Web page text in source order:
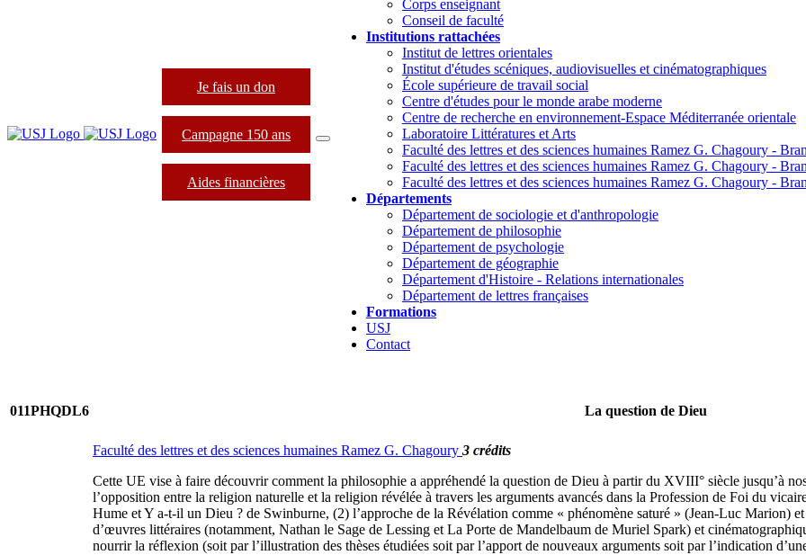
Je fais un don
Campagne 150 ans
Aides financières
Corps enseignant
Conseil de faculté
Institutions rattachées
Institut de lettres orientales
Institut d'études scéniques, audiovisuelles et cinématographiques
École supérieure de travail social
Centre d'études pour le monde arabe moderne
Centre de recherche en environnement-Espace Méditerranée orientale
Laboratoire Littératures et Arts
Faculté des lettres et des sciences humaines Ramez G. Chagoury -
Faculté des lettres et des sciences humaines Ramez G. Chagoury -
Faculté des lettres et des sciences humaines Ramez G. Chagoury -
Départements
Département de sociologie et d'anthropologie
Département de philosophie
Département de psychologie
Département de géographie
Département d'Histoire - Relations internationales
Département de lettres françaises
Formations
USJ
Contact
011PHQDL6 La question de Dieu
Faculté des lettres et des sciences humaines Ramez G. Chagoury 3 crédits
Cette UE vise à faire découvrir comment la philosophie a appréhendé la question de Dieu à partir du XVIII° siècle jusqu’à
l’opposition entre la religion naturelle et la religion révélée à travers les arguments avancés dans la Profession de Foi du
Hume et Y a-t-il un Dieu ? de Swinburne, (2) l’approche de la Révélation comme « phénomène saturé » (Jean-Luc Marion)
d’œuvres littéraires (notamment, Nathan le Sage de Lessing et La Porte de Mandelbaum de Muriel Spark) et
nourrir la réflexion (soit par l’illustration des thèses étudiées soit par l’apport de nouveaux arguments soit par l’indication